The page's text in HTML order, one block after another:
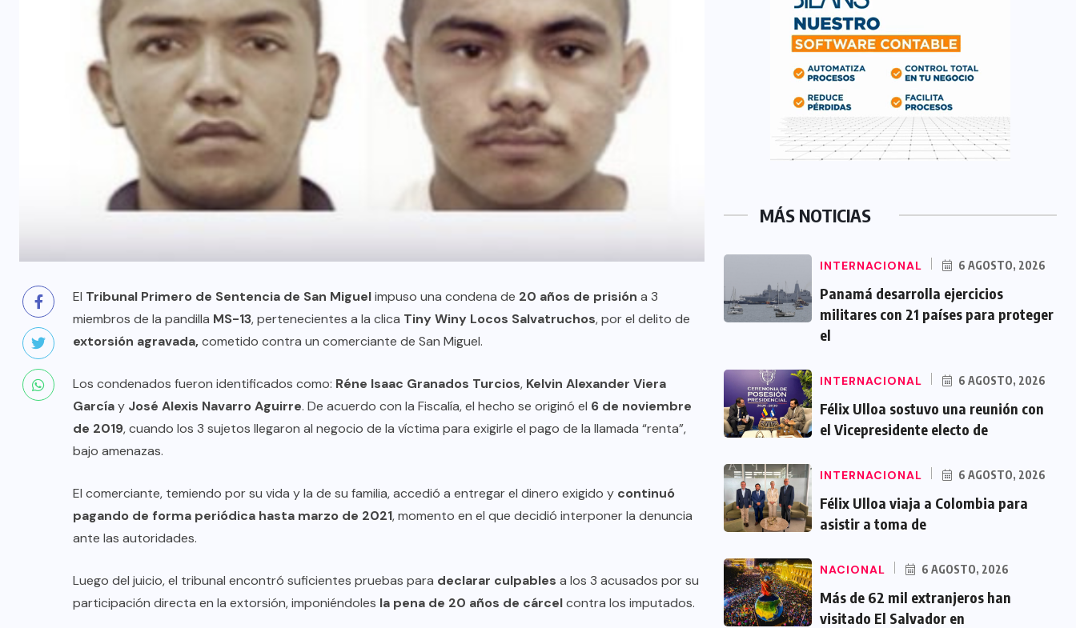
El Tribunal Primero de Sentencia de San Miguelimpuso una condena de 20 años de prisión a 3
miembros de la pandilla MS-13, pertenecientes a la clica Tiny Winy Locos Salvatruchos, por el delito de
extorsión agravada,cometido contra un comerciante de San Miguel.
Los condenados fueron identificados como: Réne Isaac Granados Turcios, Kelvin Alexander Viera
Garcíay José Alexis Navarro Aguirre. De acuerdo con la Fiscalía, el hecho se originó el 6 de noviembre
de 2019, cuando los 3 sujetos llegaron al negocio de la víctima para exigirle el pago de la llamada “renta”,
bajo amenazas.
El comerciante, temiendo por su vida y la de su familia, accedió a entregar el dinero exigido y continuó
pagando de forma periódica hasta marzo de 2021, momento en el que decidió interponer la denuncia
ante las autoridades.
Luego del juicio, el tribunal encontró suficientes pruebas para declarar culpables a los 3 acusados por su
participación directa en la extorsión, imponiéndoles la pena de 20 años de cárcelcontra los imputados.
MÁS NOTICIAS
INTERNACIONAL 6 AGOSTO, 2026
Panamá desarrolla ejercicios
militares con 21 países para proteger
el
INTERNACIONAL 6 AGOSTO, 2026
Félix Ulloa sostuvo una reunión con
el Vicepresidente electo de
INTERNACIONAL 6 AGOSTO, 2026
Félix Ulloa viaja a Colombia para
asistir a toma de
NACIONAL 6 AGOSTO, 2026
Más de 62 mil extranjeros han
visitado El Salvador en